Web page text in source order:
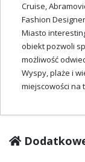
Cruise,
Fashion
Miasto
obiekt pozwoli
możliwość
Wyspy, plaże i
miejscowości na